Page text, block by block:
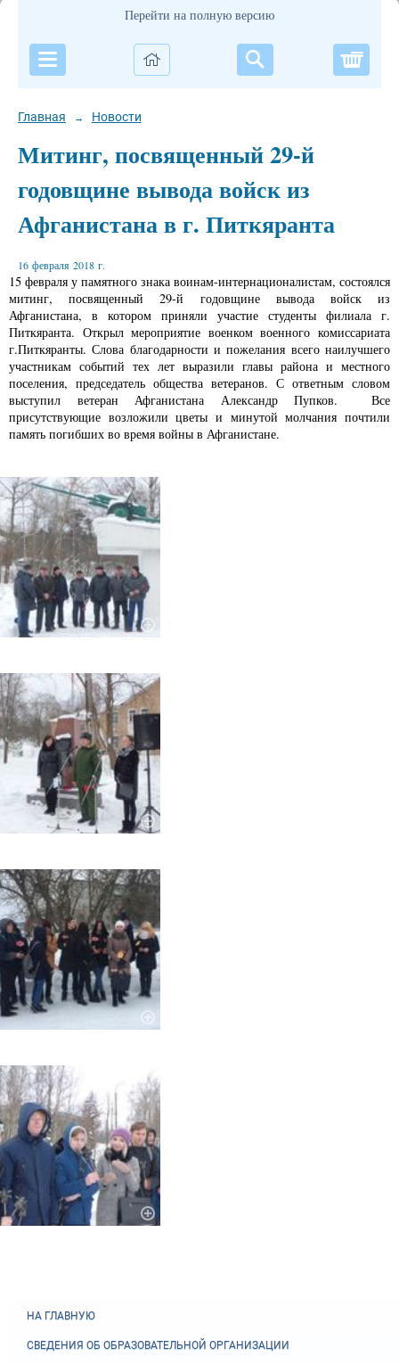
Перейти на полную версию
Главная → Новости
Митинг, посвященный 29-й
годовщине вывода войск из
Афганистана в г. Питкяранта
16 февраля 2018 г.
15 февраля у памятного знака воинам-интернационалистам, состоялся
митинг, посвященный 29-й годовщине вывода войск из
Афганистана, в котором приняли участие студенты филиала г.
Питкяранта. Открыл мероприятие военком военного комиссариата
г.Питкяранты. Слова благодарности и пожелания всего наилучшего
участникам событий тех лет выразили главы района и местного
поселения, председатель общества ветеранов. С ответным словом
выступил ветеран Афганистана Александр Пупков. Все
присутствующие возложили цветы и минутой молчания почтили
память погибших во время войны в Афганистане.
НА ГЛАВНУЮ
СВЕДЕНИЯ ОБ ОБРАЗОВАТЕЛЬНОЙ ОРГАНИЗАЦИИ